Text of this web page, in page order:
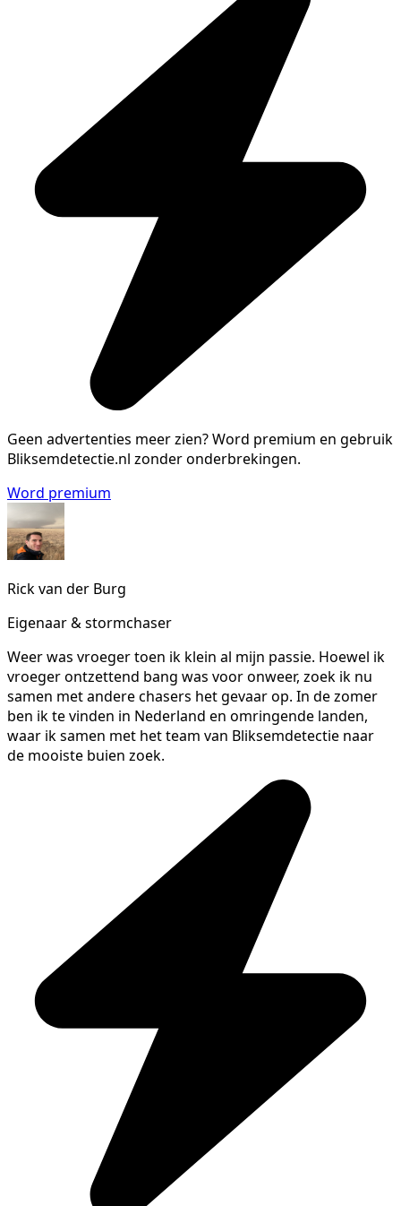
Geen advertenties meer zien?Word premium en gebruik
Bliksemdetectie.nl zonder onderbrekingen.
Word premium
Rick van der Burg
Eigenaar & stormchaser
Weer was vroeger toen ik klein al mijn passie. Hoewel ik
vroeger ontzettend bang was voor onweer, zoek ik nu
samen met andere chasers het gevaar op. In de zomer
ben ik te vinden in Nederland en omringende landen,
waar ik samen met het team van Bliksemdetectie naar
de mooiste buien zoek.